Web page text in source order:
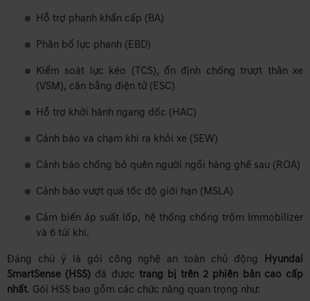
Hỗ trợ phanh khẩn cấp (BA)
Phân bổ lực phanh (EBD)
Kiểm soát lực kéo (TCS), ổn định chống trượt thân xe
(VSM), cân bằng điện tử (ESC)
Hỗ trợ khởi hành ngang dốc (HAC)
Cảnh báo va chạm khi ra khỏi xe (SEW)
Cảnh báo chống bỏ quên người ngồi hàng ghế sau (ROA)
Cảnh báo vượt quá tốc độ giới hạn (MSLA)
Cảm biến áp suất lốp, hệ thống chống trộm Immobilizer
và 6 túi khí.
Đáng chú ý là gói công nghệ an toàn chủ động Hyundai
SmartSense (HSS) đã được trang bị trên 2 phiên bản cao cấp
nhất. Gói HSS bao gồm các chức năng quan trọng như: